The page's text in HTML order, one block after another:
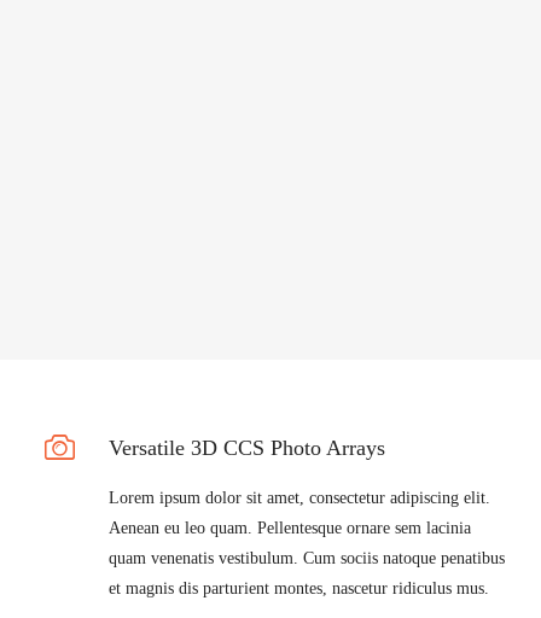
Versatile 3D CCS Photo Arrays
Lorem ipsum dolor sit amet, consectetur adipiscing elit.
Aenean eu leo quam. Pellentesque ornare sem lacinia
quam venenatis vestibulum. Cum sociis natoque penatibus
et magnis dis parturient montes, nascetur ridiculus mus.